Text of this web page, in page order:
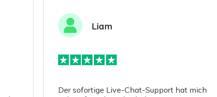
Liam
Der sofortige Live-Chat-Support hat mich